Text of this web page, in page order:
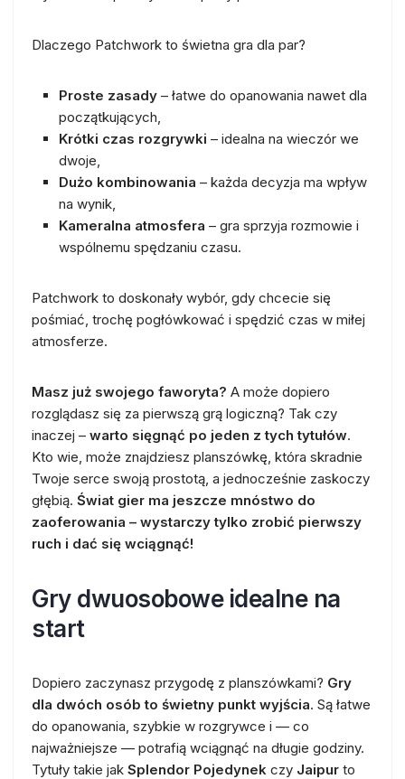
Dlaczego Patchwork to świetna gra dla par?
Proste zasady – łatwe do opanowania nawet dla
początkujących,
Krótki czas rozgrywki – idealna na wieczór we
dwoje,
Dużo kombinowania – każda decyzja ma wpływ
na wynik,
Kameralna atmosfera – gra sprzyja rozmowie i
wspólnemu spędzaniu czasu.
Patchwork to doskonały wybór, gdy chcecie się
pośmiać, trochę pogłówkować i spędzić czas w miłej
atmosferze.
Masz już swojego faworyta? A może dopiero
rozglądasz się za pierwszą grą logiczną? Tak czy
inaczej – warto sięgnąć po jeden z tych tytułów.
Kto wie, może znajdziesz planszówkę, która skradnie
Twoje serce swoją prostotą, a jednocześnie zaskoczy
głębią. Świat gier ma jeszcze mnóstwo do
zaoferowania – wystarczy tylko zrobić pierwszy
ruch i dać się wciągnąć!
Gry dwuosobowe idealne na
start
Dopiero zaczynasz przygodę z planszówkami? Gry
dla dwóch osób to świetny punkt wyjścia. Są łatwe
do opanowania, szybkie w rozgrywce i — co
najważniejsze — potrafią wciągnąć na długie godziny.
Tytuły takie jak Splendor Pojedynek czy Jaipur to